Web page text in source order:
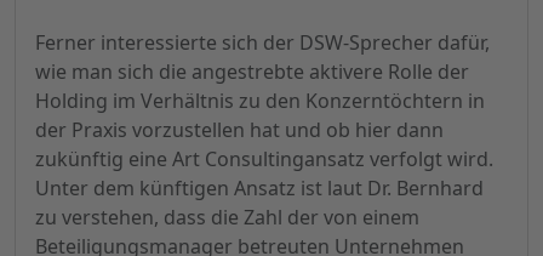
Ferner interessierte sich der DSW-Sprecher dafür,
wie man sich die angestrebte aktivere Rolle der
Holding im Verhältnis zu den Konzerntöchtern in
der Praxis vorzustellen hat und ob hier dann
zukünftig eine Art Consultingansatz verfolgt wird.
Unter dem künftigen Ansatz ist laut Dr. Bernhard
zu verstehen, dass die Zahl der von einem
Beteiligungsmanager betreuten Unternehmen